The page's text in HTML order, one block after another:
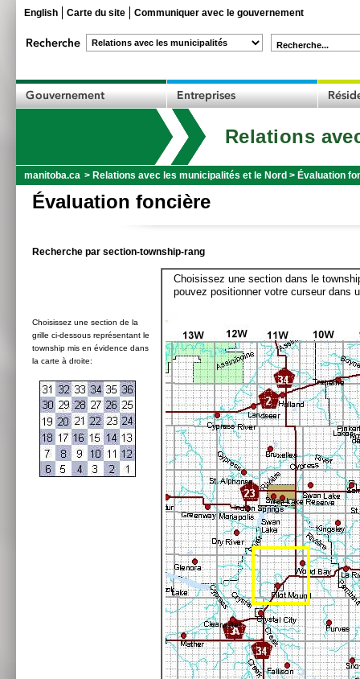
English Carte du site Communiquer avec le gouvernement
Recherche...
Relations
manitoba.ca > Relations avec les municipalités et le Nord > Évaluation
Évaluation foncière
Recherche par section-township-rang
Choisissez une section de la
grille ci-dessous représentant le
township mis en évidence dans
la carte à droite:
Choisissez une section dans le
pouvez positionner votre curseur dans